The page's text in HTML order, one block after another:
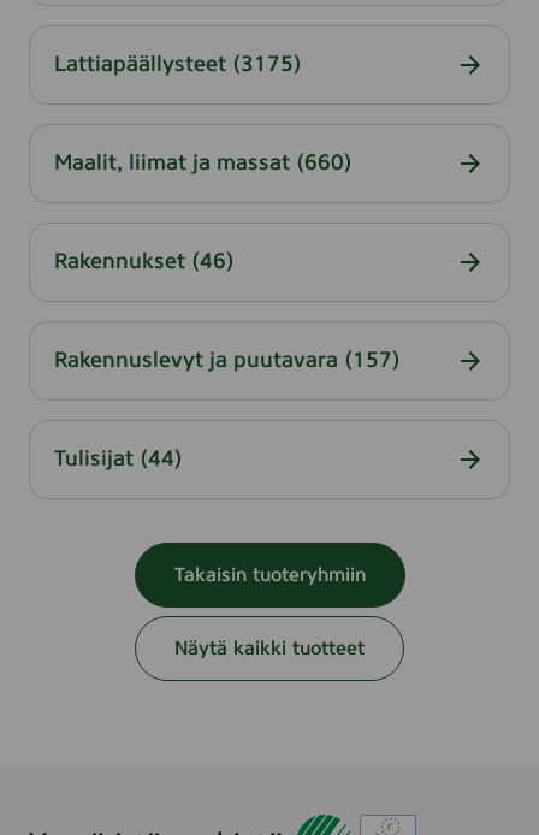
t
Lattiapäällysteet (3175)
Maalit, liimat ja massat (660)
Rakennukset (46)
Rakennuslevyt ja puutavara (157)
Tulisijat (44)
Takaisin tuoteryhmiin
Näytä kaikki tuotteet